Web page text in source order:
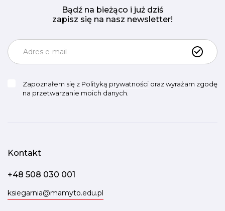
Bądź na bieżąco i już dziś
zapisz się na nasz newsletter!
Zapoznałem się z Polityką prywatności oraz wyrażam zgodę
na przetwarzanie moich danych.
Kontakt
+48 508 030 001
ksiegarnia@mamyto.edu.pl